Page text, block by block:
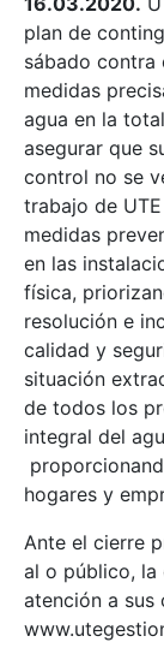
plan de
sábado contra
medidas
agua en la
asegurar que
control no se
trabajo de
medidas
en las
física,
resolución e
calidad y
situación
de todos los
integral del
hogares y
Ante el cierre
al o público, la
atención a sus